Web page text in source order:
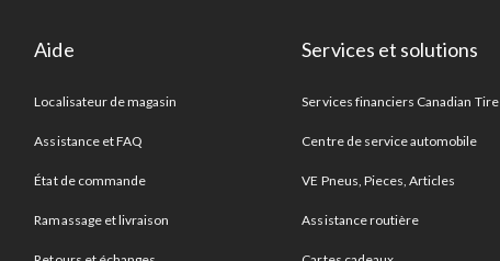
Aide
Localisateur de magasin
Assistance et FAQ
État de commande
Ramassage et livraison
Services et solutions
Services financiers Canadian Tire
Centre de service automobile
VE Pneus, Pieces, Articles
Assistance routière